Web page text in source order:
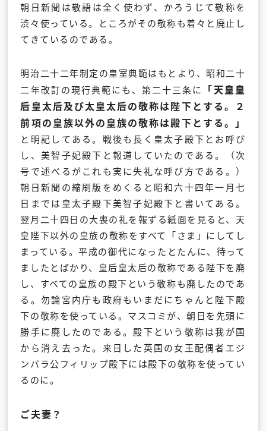
朝日新聞は敬語は全く使わず、かろうじて敬称を
渋々使っている。ところがその敬称も着々と廃止し
てきているのである。
明治二十二年制定の皇室典範はもとより、昭和二十
二年改訂の現行典範にも、第二十三条に
「天皇皇
后皇太后及び太皇太后の敬称は陛下とする。２
前項の皇族以外の皇族の敬称は殿下とする。」
と明記してある。戦後も長く皇太子殿下とお呼び
し、美智子妃殿下と報道していたのである。（次
号で述べるがこれも実に失礼な呼び方である。）
朝日新聞の縮刷版をめくると昭和六十四年一月七
日までは皇太子殿下美智子妃殿下と書いてある。
翌月二十四日の大喪の礼を報ずる紙面を見ると、天
皇陛下以外の皇族の敬称をすべて「さま」にしてし
まっている。平成の御代になったとたんに、待って
ましたとばかり、皇后皇太后の敬称である陛下を廃
し、すべての皇族の殿下という敬称も廃したのであ
る。勿論宮内庁も政府もいまだにちゃんと陛下殿
下の敬称を使っている。マスコミが、朝日を先頭に
勝手に廃したのである。殿下という敬称は我が国
から消え去った。来日した英国の女王配偶者エジ
ンバラ公フィリップ殿下には殿下の敬称を使ってい
るのに。
ご夫妻？